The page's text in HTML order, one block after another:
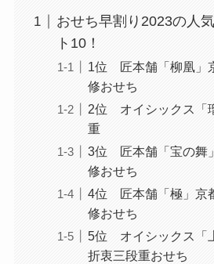
おせち早割り2023の人
ト10！
1位 匠本舗「柳凰」
修おせち
2位 オイシックス「
重
3位 匠本舗「宝の舞
修おせち
4位 匠本舗「極」京
修おせち
5位 オイシックス「
折衷三段重おせち